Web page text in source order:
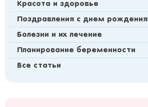
Красота и здоровье
Поздравления с днем рождения
Болезни и их лечение
Планирование беременности
Все статьи